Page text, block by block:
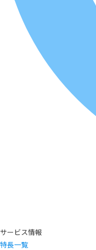
サービス情報
特長一覧